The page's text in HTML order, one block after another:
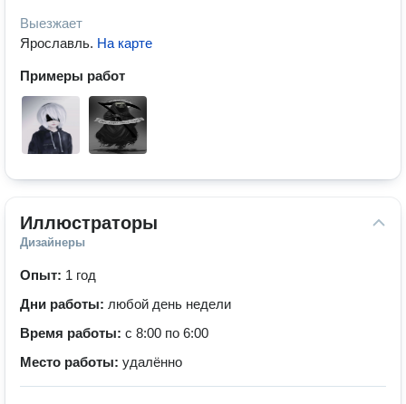
Выезжает
Ярославль. На карте
Примеры работ
Иллюстраторы
Дизайнеры
Опыт: 1 год
Дни работы: любой день недели
Время работы: с 8:00 по 6:00
Место работы: удалённо